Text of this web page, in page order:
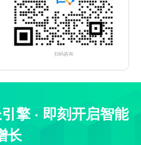
扫码咨询
擎 · 即刻开启智能
长